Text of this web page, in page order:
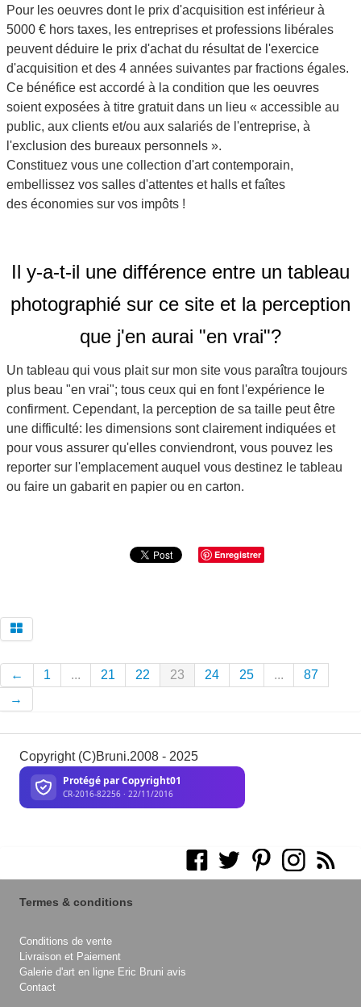
Pour les oeuvres dont le prix d'acquisition est inférieur à
5000 € hors taxes, les entreprises et professions libérales
peuvent déduire le prix d'achat du résultat de l'exercice
d'acquisition et des 4 années suivantes par fractions égales.
Ce bénéfice est accordé à la condition que les oeuvres
soient exposées à titre gratuit dans un lieu « accessible au
public, aux clients et/ou aux salariés de l'entreprise, à
l'exclusion des bureaux personnels ».
Constituez vous une collection d'art contemporain,
embellissez vos salles d'attentes et halls et faîtes
des économies sur vos impôts !
Il y-a-t-il une différence entre un tableau
photographié sur ce site et la perception
que j'en aurai "en vrai"?
Un tableau qui vous plait sur mon site vous paraîtra toujours
plus beau "en vrai"; tous ceux qui en font l'expérience le
confirment. Cependant, la perception de sa taille peut être
une difficulté: les dimensions sont clairement indiquées et
pour vous assurer qu'elles conviendront, vous pouvez les
reporter sur l'emplacement auquel vous destinez le tableau
ou faire un gabarit en papier ou en carton.
Enregistrer
← 1 ... 21 22 23 24 25 ...
87
→
Copyright (C)Bruni.2008 - 2025
Termes & conditions
Conditions de vente
Livraison et Paiement
Galerie d'art en ligne Eric Bruni avis
Contact